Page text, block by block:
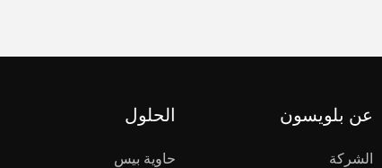
عن بلويسون
الشركة
الحلول
حاوية بيس